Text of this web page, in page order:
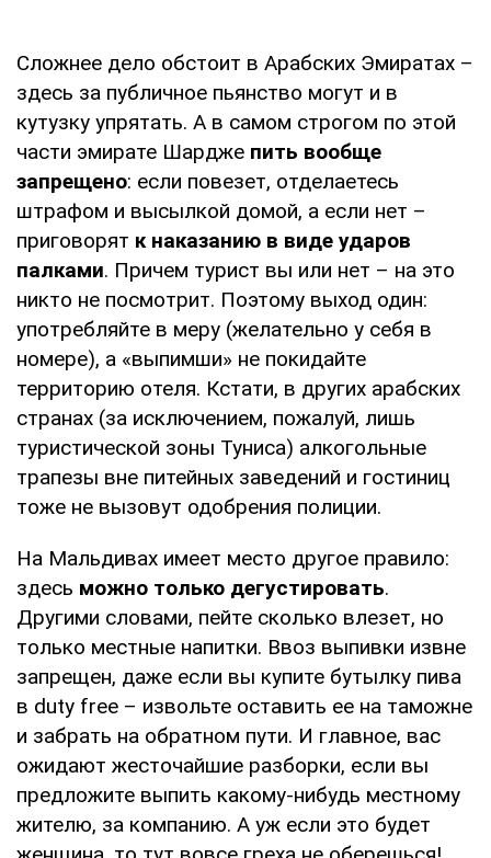
Сложнее дело обстоит в Арабских Эмиратах –
здесь за публичное пьянство могут и в
кутузку упрятать. А в самом строгом по этой
части эмирате Шардже пить вообще
запрещено: если повезет, отделаетесь
штрафом и высылкой домой, а если нет –
приговорят к наказанию в виде ударов
палками. Причем турист вы или нет – на это
никто не посмотрит. Поэтому выход один:
употребляйте в меру (желательно у себя в
номере), а «выпимши» не покидайте
территорию отеля. Кстати, в других арабских
странах (за исключением, пожалуй, лишь
туристической зоны Туниса) алкогольные
трапезы вне питейных заведений и гостиниц
тоже не вызовут одобрения полиции.
На Мальдивах имеет место другое правило:
здесь можно только дегустировать.
Другими словами, пейте сколько влезет, но
только местные напитки. Ввоз выпивки извне
запрещен, даже если вы купите бутылку пива
в duty free – извольте оставить ее на таможне
и забрать на обратном пути. И главное, вас
ожидают жесточайшие разборки, если вы
предложите выпить какому-нибудь местному
жителю, за компанию. А уж если это будет